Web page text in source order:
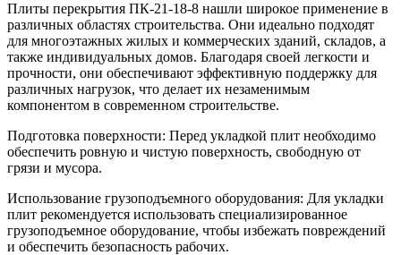
Плиты перекрытия ПК-21-18-8 нашли широкое применение в
различных областях строительства. Они идеально подходят
для многоэтажных жилых и коммерческих зданий, складов, а
также индивидуальных домов. Благодаря своей легкости и
прочности, они обеспечивают эффективную поддержку для
различных нагрузок, что делает их незаменимым
компонентом в современном строительстве.
Подготовка поверхности: Перед укладкой плит необходимо
обеспечить ровную и чистую поверхность, свободную от
грязи и мусора.
Использование грузоподъемного оборудования: Для укладки
плит рекомендуется использовать специализированное
грузоподъемное оборудование, чтобы избежать повреждений
и обеспечить безопасность рабочих.